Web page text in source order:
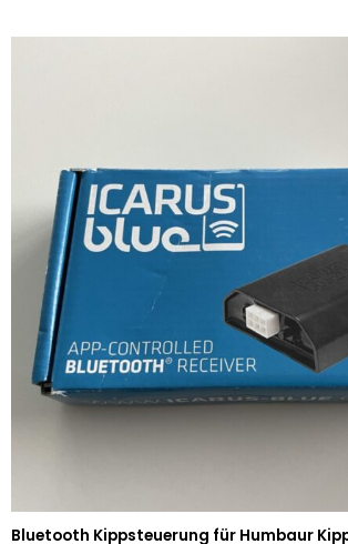
Bluetooth Kippsteuerung für Humbaur